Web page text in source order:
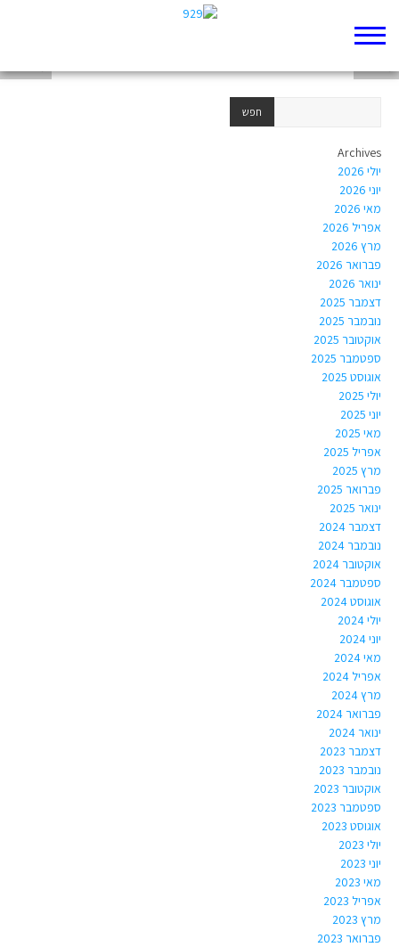
Archives
יולי 2026
יוני 2026
מאי 2026
אפריל 2026
מרץ 2026
פברואר 2026
ינואר 2026
דצמבר 2025
נובמבר 2025
אוקטובר 2025
ספטמבר 2025
אוגוסט 2025
יולי 2025
יוני 2025
מאי 2025
אפריל 2025
מרץ 2025
פברואר 2025
ינואר 2025
דצמבר 2024
נובמבר 2024
אוקטובר 2024
ספטמבר 2024
אוגוסט 2024
יולי 2024
יוני 2024
מאי 2024
אפריל 2024
מרץ 2024
פברואר 2024
ינואר 2024
דצמבר 2023
נובמבר 2023
אוקטובר 2023
ספטמבר 2023
אוגוסט 2023
יולי 2023
יוני 2023
מאי 2023
אפריל 2023
מרץ 2023
פברואר 2023